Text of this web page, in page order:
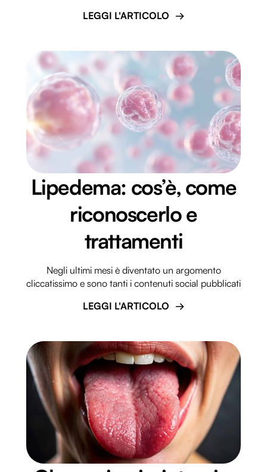
LEGGI L'ARTICOLO
Lipedema: cos’è, come
riconoscerlo e
trattamenti
Negli ultimi mesi è diventato un argomento
cliccatissimo e sono tanti i contenuti social pubblicati
LEGGI L'ARTICOLO